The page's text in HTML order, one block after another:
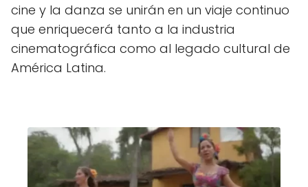
cine y la danza se unirán en un viaje continuo
que enriquecerá tanto a la industria
cinematográfica como al legado cultural de
América Latina.